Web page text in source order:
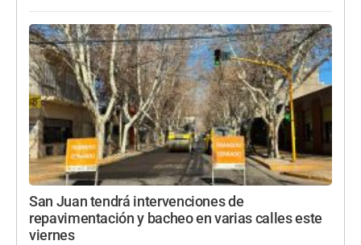
San Juan tendrá intervenciones de
repavimentación y bacheo en varias calles este
viernes